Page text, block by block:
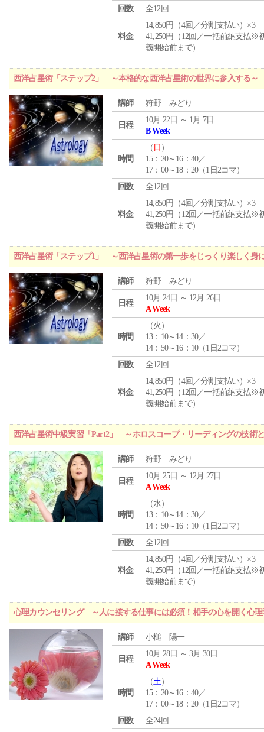
回数
全12回
料金
14,850円（4回／分割支払い）×3
41,250円（12回／一括前納支払※
義開始前まで）
西洋占星術「ステップ2」 ～本格的な西洋占星術の世界に参入する～
講師 狩野 みどり
日程
10月 22日 ～ 1月 7日
B Week
時間
（ 日 ）
15：20～16：40／
17：00～18：20（1日2コマ）
回数
全12回
料金
14,850円（4回／分割支払い）×3
41,250円（12回／一括前納支払※
義開始前まで）
西洋占星術「ステップ1」 ～西洋占星術の第一歩をじっくり楽しく身
講師 狩野 みどり
日程
10月 24日 ～ 12月 26日
A Week
時間
（火 ）
13：10～14：30／
14：50～16：10（1日2コマ）
回数
全12回
料金
14,850円（4回／分割支払い）×3
41,250円（12回／一括前納支払※
義開始前まで）
西洋占星術中級実習「Part2」 ～ホロスコープ・リーディングの技術
講師 狩野 みどり
日程
10月 25日 ～ 12月 27日
A Week
時間
（水）
13：10～14：30／
14：50～16：10（1日2コマ）
回数
全12回
料金
14,850円（4回／分割支払い）×3
41,250円（12回／一括前納支払※
義開始前まで）
心理カウンセリング ～人に接する仕事には必須！相手の心を開く心理
講師 小槌 陽一
日程
10月 28日 ～ 3月 30日
A Week
時間
（土）
15：20～16：40／
17：00～18：20（1日2コマ）
回数
全24回